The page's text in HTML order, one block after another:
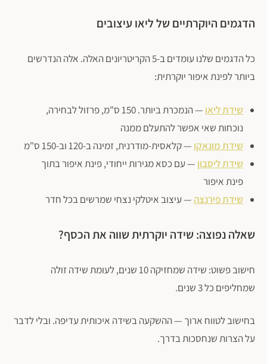
הדגמים היוקרתיים של ליאו עיצובים
כל הדגמים שלנו עומדים ב-5 הקריטריונים האלה. אלה הנדרשים
ביותר לפינת איפור יוקרתית:
שידת ליאו
— הנמכרת ביותר. 150 ס"מ, פרזול לבחירה,
נוכחות שאי אפשר להתעלם ממנה
שידת מונאקו — קלאסית-מודרנית, זמינה ב-120 וב-150 ס"מ
שידת ליסבון — עם כסא מגירות ייחודי, פינת איפור בתוך
פינת איפור
שידת פירנצה — עיצוב איטלקי נצחי שמרשים בכל חדר
שאלה נפוצה: שידה יוקרתית שווה את הכסף?
חישוב פשוט: שידה שמחזיקה 10 שנים, לעומת שידה זולה
שמחליפים כל 3 שנים.
בחישוב לטווח ארוך — ההשקעה בשידה איכותית עדיפה. ובלי לדבר
על הצרות שנחסכות בדרך.